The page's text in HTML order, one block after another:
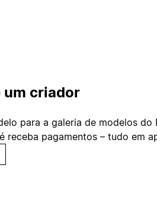
um criador
para a galeria de modelos do
receba pagamentos – tudo em